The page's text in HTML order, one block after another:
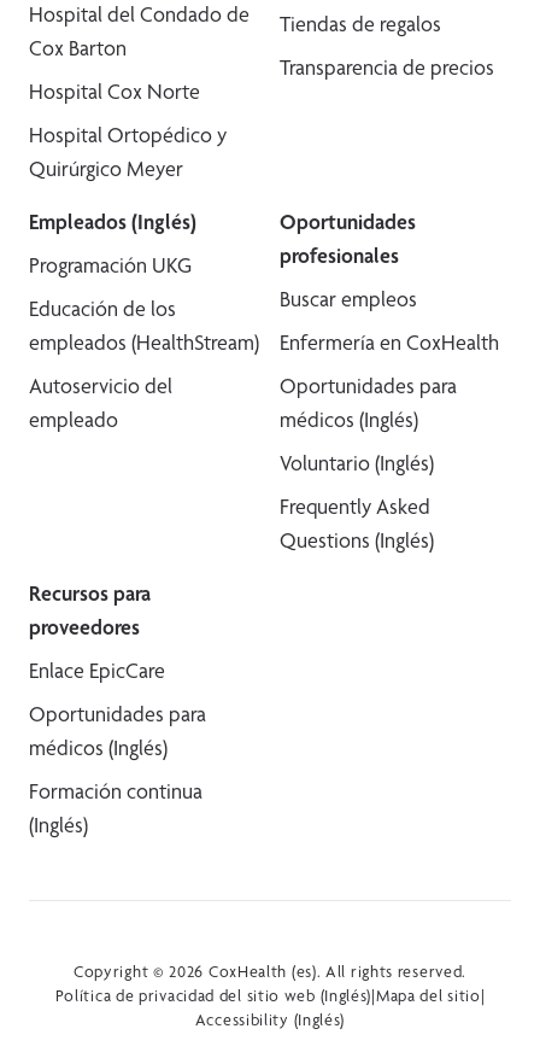
Hospital del Condado de
Cox Barton
Hospital Cox Norte
Hospital Ortopédico y
Quirúrgico Meyer
Tiendas de regalos
Transparencia de precios
Empleados (Inglés)
Programación UKG
Educación de los
empleados (HealthStream)
Autoservicio del
empleado
Oportunidades
profesionales
Buscar empleos
Enfermería en CoxHealth
Oportunidades para
médicos (Inglés)
Voluntario (Inglés)
Frequently Asked
Questions (Inglés)
Recursos para
proveedores
Enlace EpicCare
Oportunidades para
médicos (Inglés)
Formación continua
(Inglés)
Copyright © 2026 CoxHealth (es). All rights reserved.
Política de privacidad del sitio web (Inglés)|Mapa del sitio|
Accessibility (Inglés)